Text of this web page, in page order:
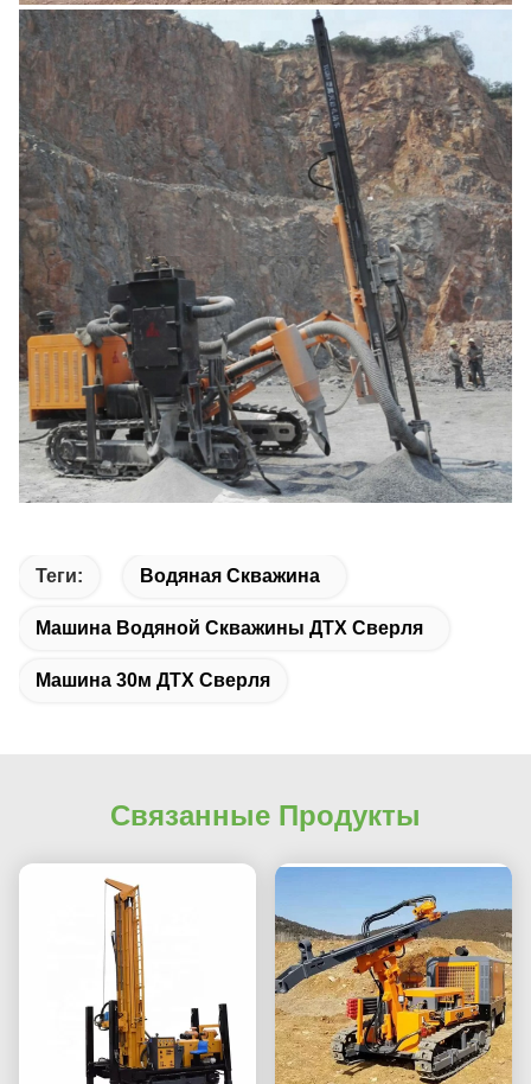
Теги: Водяная Скважина
Машина Водяной Скважины ДТХ Сверля
Машина 30м ДТХ Сверля
Связанные Продукты